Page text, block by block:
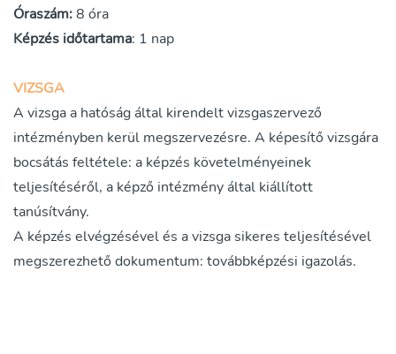
Óraszám:8 óra
Képzés időtartama: 1 nap
VIZSGA
A vizsga a hatóság által kirendelt vizsgaszervező
intézményben kerül megszervezésre. A képesítő vizsgára
bocsátás feltétele: a képzés követelményeinek
teljesítéséről, a képző intézmény által kiállított
tanúsítvány.
A képzés elvégzésével és a vizsga sikeres teljesítésével
megszerezhető dokumentum: továbbképzési igazolás.